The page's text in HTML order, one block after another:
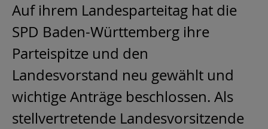
Auf ihrem Landesparteitag hat die
SPD Baden-Württemberg ihre
Parteispitze und den
Landesvorstand neu gewählt und
wichtige Anträge beschlossen. Als
stellvertretende Landesvorsitzende